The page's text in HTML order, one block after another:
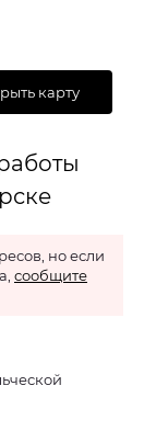
карту
но если
сообщите